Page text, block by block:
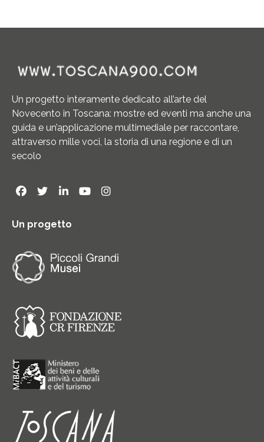
Un progetto interamente dedicato all’arte del
Novecento in Toscana: mostre ed eventi ma anche una
guida e un’applicazione multimediale per raccontare,
attraverso mille voci, la storia di una regione e di un
secolo
Un progetto